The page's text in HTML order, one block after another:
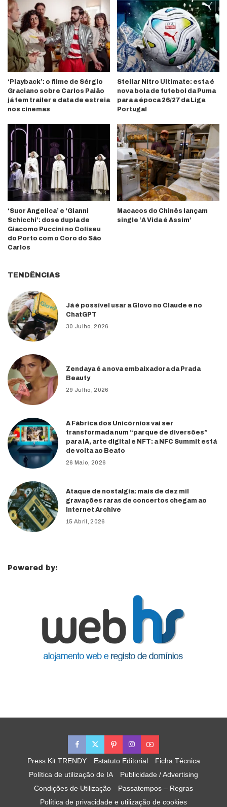
‘Playback’: o filme de Sérgio
Graciano sobre Carlos Paião
já tem trailer e data de estreia
nos cinemas
Stellar Nitro Ultimate: esta é
nova bola de futebol da Puma
para a época 26/27 da Liga
Portugal
‘Suor Angelica’ e ‘Gianni
Schicchi’: dose dupla de
Giacomo Puccini no Coliseu
do Porto com o Coro do São
Carlos
Macacos do Chinês lançam
single ‘A Vida é Assim’
TENDÊNCIAS
Já é possível usar a Glovo no Claude e no
ChatGPT
30 Julho, 2026
Zendaya é a nova embaixadora da Prada
Beauty
29 Julho, 2026
A Fábrica dos Unicórnios vai ser
transformada num “parque de diversões”
para IA, arte digital e NFT: a NFC Summit está
de volta ao Beato
26 Maio, 2026
Ataque de nostalgia: mais de dez mil
gravações raras de concertos chegam ao
Internet Archive
15 Abril, 2026
Powered by:
Press Kit TRENDY Estatuto Editorial
Ficha Técnica
Política de utilização de IA
Publicidade / Advertising
Condições de Utilização
Passatempos – Regras
Política de privacidade e utilização de cookies